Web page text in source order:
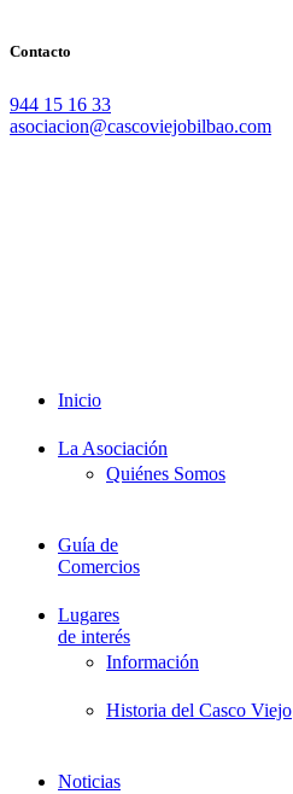
Contacto
944 15 16 33
asociacion@cascoviejobilbao.com
Inicio
La Asociación
Quiénes Somos
Guía de
Comercios
Lugares
de interés
Información
Historia del Casco Viejo
Noticias